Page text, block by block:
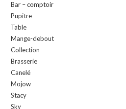
Bar – comptoir
Pupitre
Table
Mange-debout
Collection
Brasserie
Canelé
Mojow
Stacy
Sky